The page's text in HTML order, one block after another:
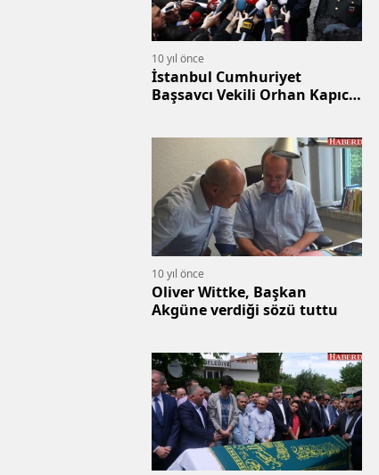
10 yıl önce
İstanbul Cumhuriyet
Başsavcı Vekili Orhan Kapıcı
10 yıl önce
Oliver Wittke, Başkan
Akgüne verdiği sözü tuttu